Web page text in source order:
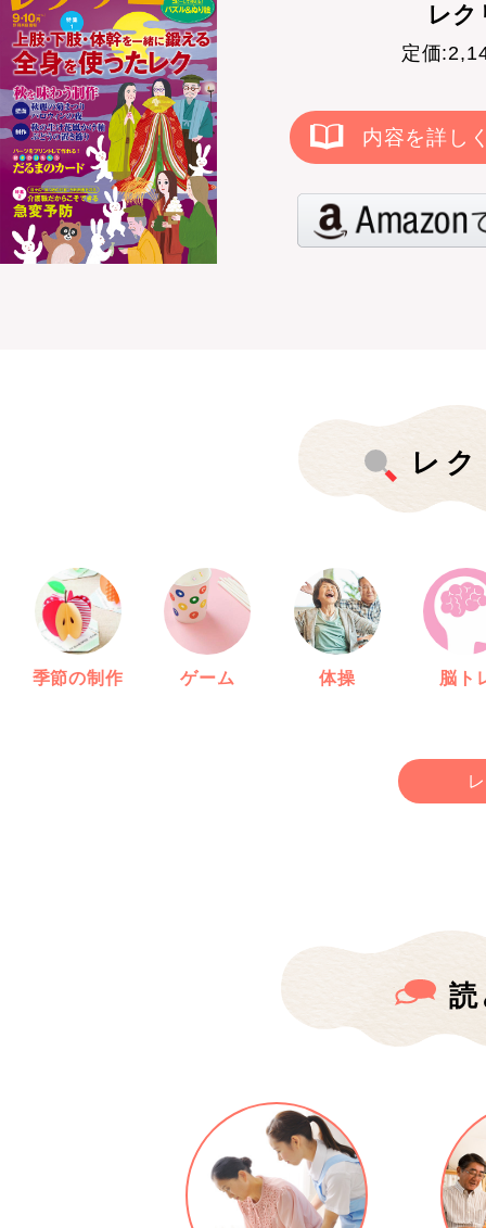
レ
定価
内容を詳し
レ
季節の制作 ゲーム 体操 脳ト